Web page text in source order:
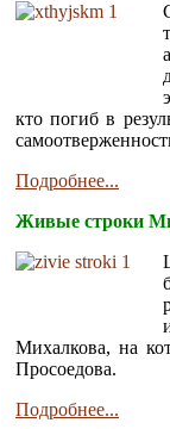
кто погиб в
Подробнее...
Живые строки
Михалкова, на
Просоедова.
Подробнее...